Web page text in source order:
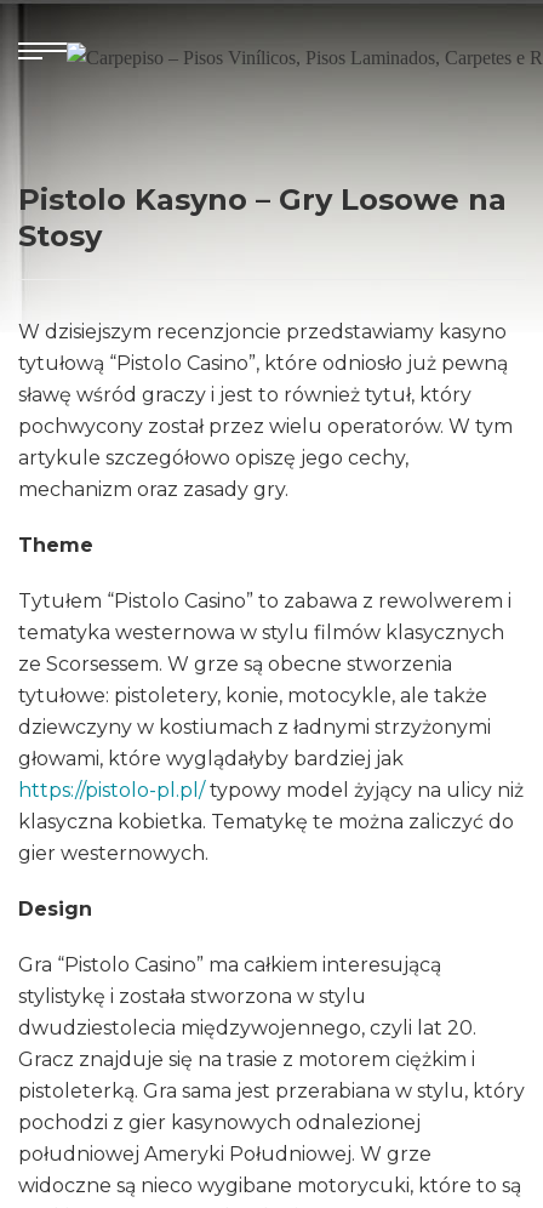
Pistolo Kasyno – Gry Losowe na
Stosy
W dzisiejszym recenzjoncie przedstawiamy kasyno
tytułową “Pistolo Casino”, które odniosło już pewną
sławę wśród graczy i jest to również tytuł, który
pochwycony został przez wielu operatorów. W tym
artykule szczegółowo opiszę jego cechy,
mechanizm oraz zasady gry.
Theme
Tytułem “Pistolo Casino” to zabawa z rewolwerem i
tematyka westernowa w stylu filmów klasycznych
ze Scorsessem. W grze są obecne stworzenia
tytułowe: pistoletery, konie, motocykle, ale także
dziewczyny w kostiumach z ładnymi strzyżonymi
głowami, które wyglądałyby bardziej jak
https://pistolo-pl.pl/typowy model żyjący na ulicy niż
klasyczna kobietka. Tematykę te można zaliczyć do
gier westernowych.
Design
Gra “Pistolo Casino” ma całkiem interesującą
stylistykę i została stworzona w stylu
dwudziestolecia międzywojennego, czyli lat 20.
Gracz znajduje się na trasie z motorem ciężkim i
pistoleterką. Gra sama jest przerabiana w stylu, który
pochodzi z gier kasynowych odnalezionej
południowej Ameryki Południowej. W grze
widoczne są nieco wygibane motorycuki, które to są